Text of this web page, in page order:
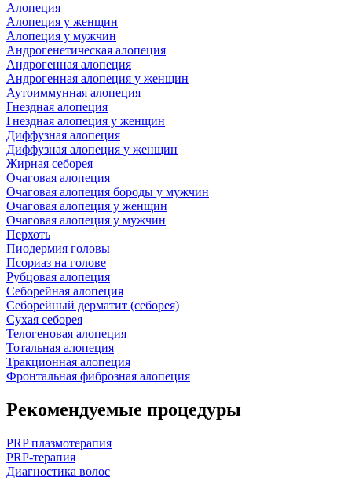
Алопеция
Алопеция у женщин
Алопеция у мужчин
Андрогенетическая алопеция
Андрогенная алопеция
Андрогенная алопеция у женщин
Аутоиммунная алопеция
Гнездная алопеция
Гнездная алопеция у женщин
Диффузная алопеция
Диффузная алопеция у женщин
Жирная себорея
Очаговая алопеция
Очаговая алопеция бороды у мужчин
Очаговая алопеция у женщин
Очаговая алопеция у мужчин
Перхоть
Пиодермия головы
Псориаз на голове
Рубцовая алопеция
Себорейная алопеция
Себорейный дерматит (себорея)
Сухая себорея
Телогеновая алопеция
Тотальная алопеция
Тракционная алопеция
Фронтальная фиброзная алопеция
Рекомендуемые процедуры
PRP плазмотерапия
PRP-терапия
Диагностика волос